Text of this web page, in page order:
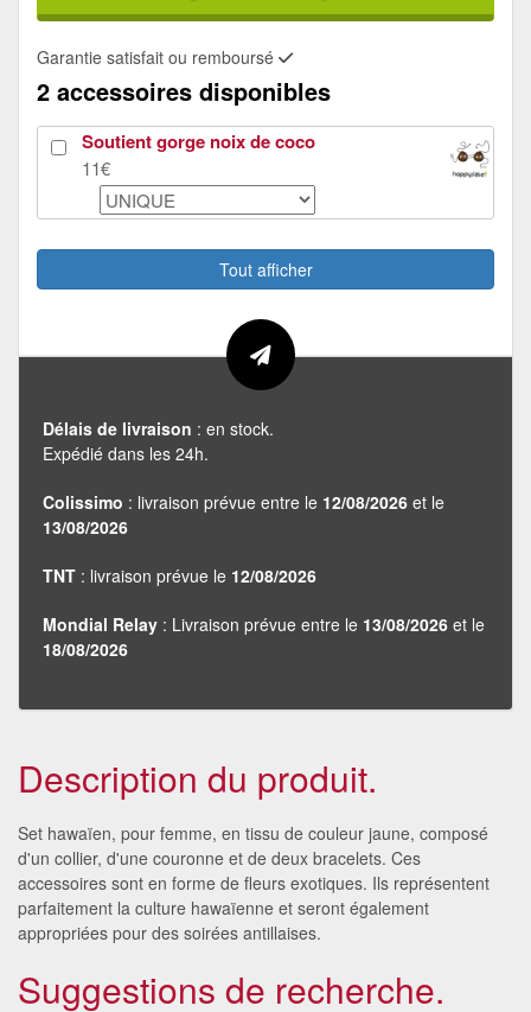
Garantie satisfait ou remboursé
2 accessoires disponibles
Soutient gorge noix de coco
11€
Tout afficher
Délais de livraison : en stock.
Expédié dans les 24h.
Colissimo : livraison prévue entre le 12/08/2026 et le
13/08/2026
TNT : livraison prévue le 12/08/2026
Mondial Relay : Livraison prévue entre le 13/08/2026 et le
18/08/2026
Description du produit.
Set hawaïen, pour femme, en tissu de couleur jaune, composé
d'un collier, d'une couronne et de deux bracelets. Ces
accessoires sont en forme de fleurs exotiques. Ils représentent
parfaitement la culture hawaïenne et seront également
appropriées pour des soirées antillaises.
Suggestions de recherche.